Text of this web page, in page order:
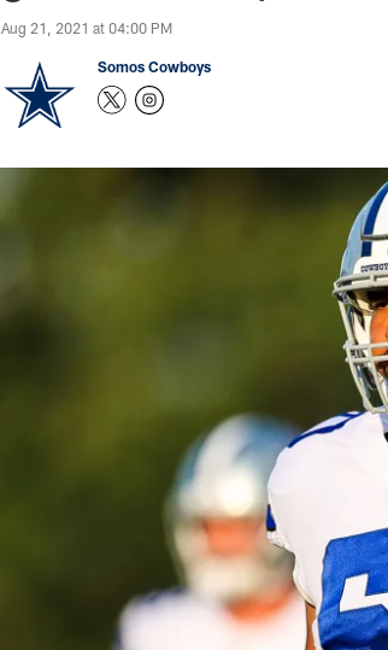
Aug 21, 2021 at 04:00 PM
Somos Cowboys